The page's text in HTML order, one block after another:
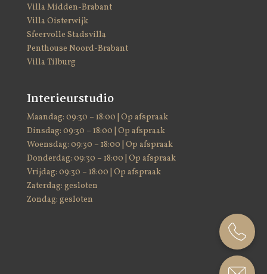
Villa Midden-Brabant
Villa Oisterwijk
Sfeervolle Stadsvilla
Penthouse Noord-Brabant
Villa Tilburg
Interieurstudio
Maandag: 09:30 – 18:00 | Op afspraak
Dinsdag: 09:30 – 18:00 | Op afspraak
Woensdag: 09:30 – 18:00 | Op afspraak
Donderdag: 09:30 – 18:00 | Op afspraak
Vrijdag: 09:30 – 18:00 | Op afspraak
Zaterdag: gesloten
Zondag: gesloten